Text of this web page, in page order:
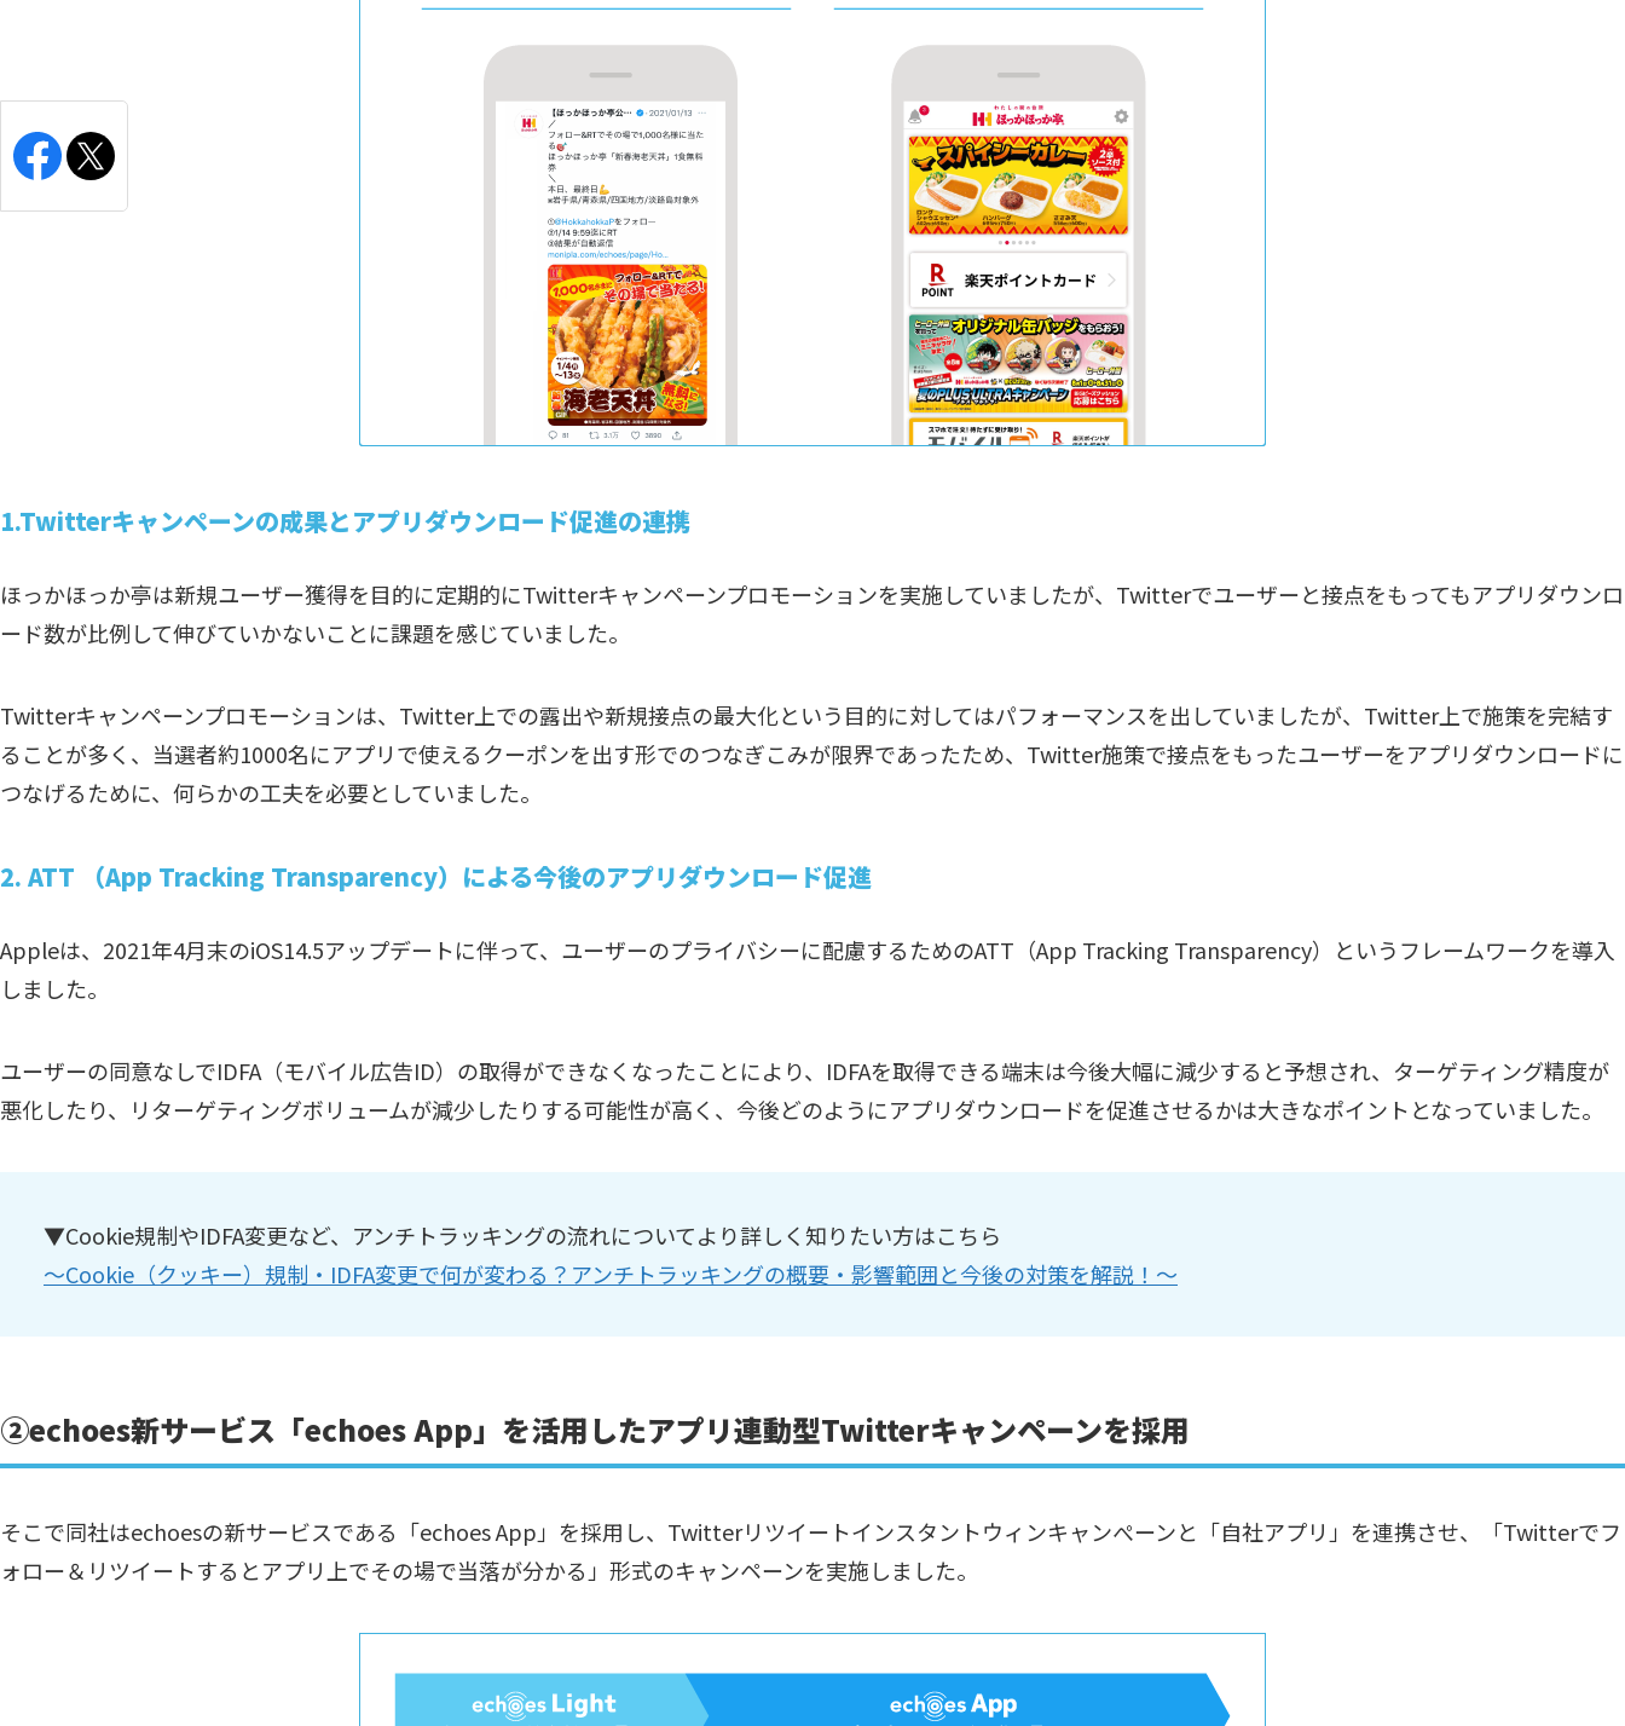
1.Twitterキャンペーンの成果とアプリダウンロード促進の連携
ほっかほっか亭は新規ユーザー獲得を目的に定期的にTwitterキャンペーンプロモーションを実施していましたが、Twitterでユーザーと接点をもってもアプリダウンロ
ード数が比例して伸びていかないことに課題を感じていました。
Twitterキャンペーンプロモーションは、Twitter上での露出や新規接点の最大化という目的に対してはパフォーマンスを出していましたが、Twitter上で施策を完結す
ることが多く、当選者約1000名にアプリで使えるクーポンを出す形でのつなぎこみが限界であったため、Twitter施策で接点をもったユーザーをアプリダウンロードに
つなげるために、何らかの工夫を必要としていました。
2. ATT （App Tracking Transparency）による今後のアプリダウンロード促進
Appleは、2021年4月末のiOS14.5アップデートに伴って、ユーザーのプライバシーに配慮するためのATT（App Tracking Transparency）というフレームワークを導入
しました。
ユーザーの同意なしでIDFA（モバイル広告ID）の取得ができなくなったことにより、IDFAを取得できる端末は今後大幅に減少すると予想され、ターゲティング精度が
悪化したり、リターゲティングボリュームが減少したりする可能性が高く、今後どのようにアプリダウンロードを促進させるかは大きなポイントとなっていました。
▼Cookie規制やIDFA変更など、アンチトラッキングの流れについてより詳しく知りたい方はこちら
～Cookie（クッキー）規制・IDFA変更で何が変わる？アンチトラッキングの概要・影響範囲と今後の対策を解説！～
②echoes新サービス「echoes App」を活用したアプリ連動型Twitterキャンペーンを採用
そこで同社はechoesの新サービスである「echoes App」を採用し、Twitterリツイートインスタントウィンキャンぺーンと「自社アプリ」を連携させ、「Twitterでフ
ォロー＆リツイートするとアプリ上でその場で当落が分かる」形式のキャンペーンを実施しました。